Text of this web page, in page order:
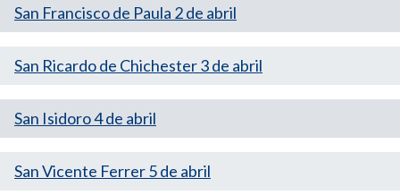
San Francisco de Paula 2 de abril
San Ricardo de Chichester 3 de abril
San Isidoro 4 de abril
San Vicente Ferrer 5 de abril